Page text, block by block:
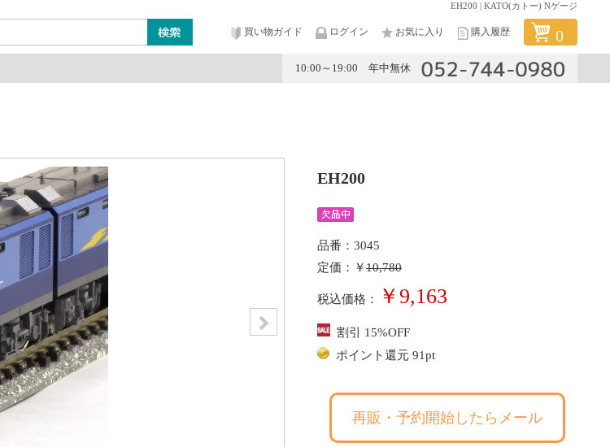
EH200 | KATO(カトー) Nゲージ
買い物ガイド ログイン お気に入り 購入履歴 0
10:00～19:00 年中無休
EH200
品番：3045
定価：￥10,780
税込価格： ￥9,163
割引 15%OFF
ポイント還元 91pt
再販・予約開始したらメール